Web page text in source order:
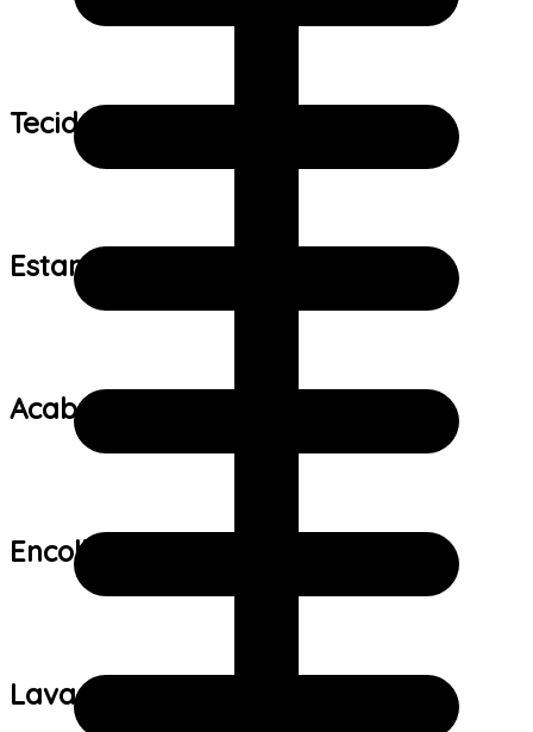
Tecido:
Estampa:
Acabamento:
Encolhimento:
Lavagem: